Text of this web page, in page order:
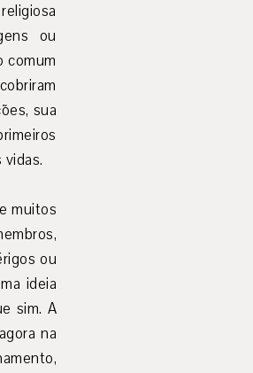
ou
comum
sua
muitos
ou
ideia
sim. A
na